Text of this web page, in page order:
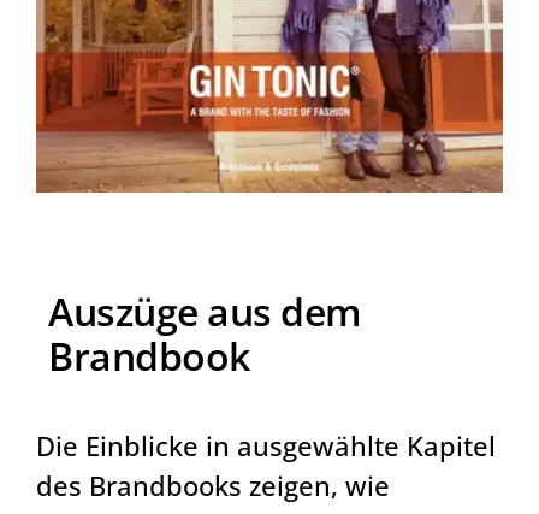
Auszüge aus dem
Brandbook
Die Einblicke in ausgewählte Kapitel
des Brandbooks zeigen, wie